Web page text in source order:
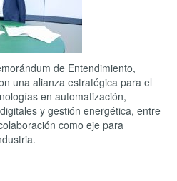
de Entendimiento,
una alianza estratégica para el
en automatización,
y gestión energética, entre
como eje para